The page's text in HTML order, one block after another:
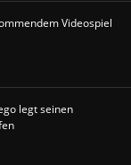
Videospiel
legt seinen